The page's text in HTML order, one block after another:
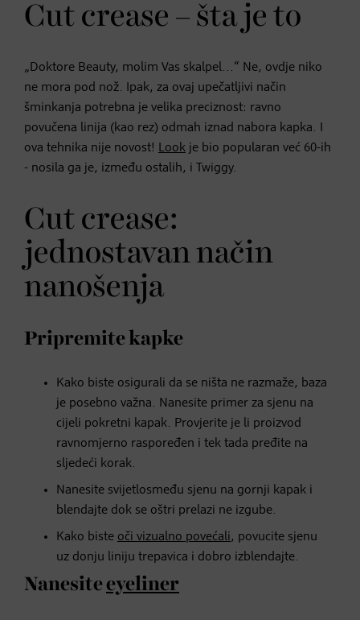
Cut crease – šta je to
„Doktore Beauty, molim Vas skalpel...“ Ne, ovdje niko
ne mora pod nož. Ipak, za ovaj upečatljivi način
šminkanja potrebna je velika preciznost: ravno
povučena linija (kao rez) odmah iznad nabora kapka. I
ova tehnika nije novost! Look je bio popularan već 60-ih
- nosila ga je, između ostalih, i Twiggy.
Cut crease:
jednostavan način
nanošenja
Pripremite kapke
Kako biste osigurali da se ništa ne razmaže, baza
je posebno važna. Nanesite primer za sjenu na
cijeli pokretni kapak. Provjerite je li proizvod
ravnomjerno raspoređen i tek tada pređite na
sljedeći korak.
Nanesite svijetlosmeđu sjenu na gornji kapak i
blendajte dok se oštri prelazi ne izgube.
Kako biste oči vizualno povećali, povucite sjenu
uz donju liniju trepavica i dobro izblendajte.
Nanesiteeyeliner